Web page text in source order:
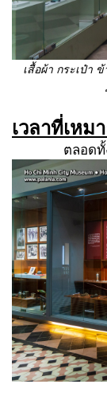
เสื้อผ้า กระเป๋า
เวลาที่เหม
ตลอดทั้